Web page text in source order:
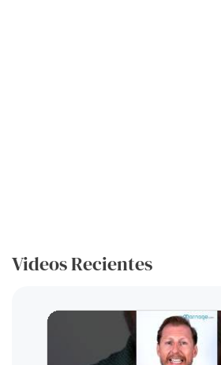
Videos Recientes